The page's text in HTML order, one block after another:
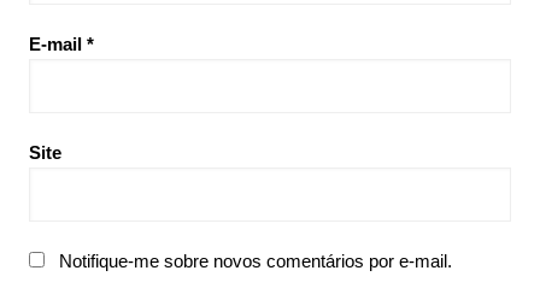
E-mail *
Site
Notifique-me sobre novos comentários por e-mail.